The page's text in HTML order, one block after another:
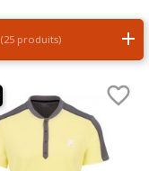
(25 produits)
